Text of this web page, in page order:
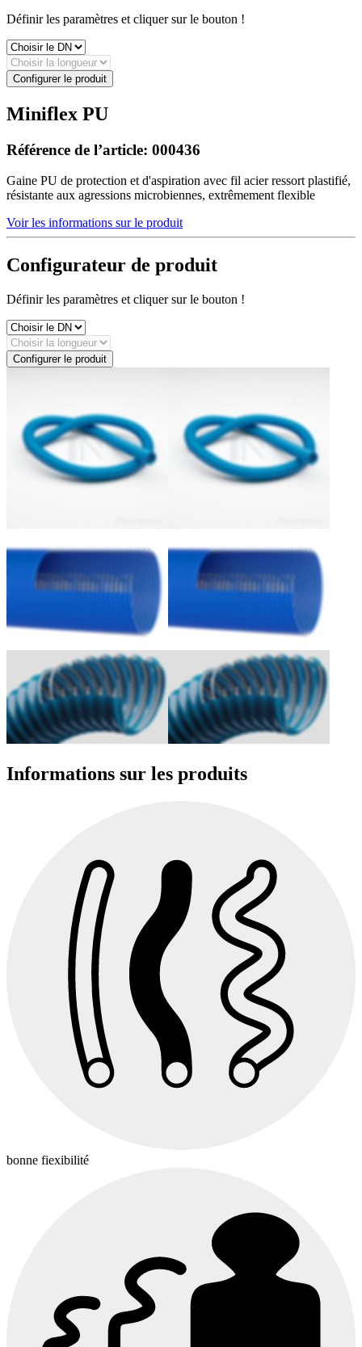
Définir les paramètres et cliquer sur le bouton !
Configurer le produit
Miniflex PU
Référence de l’article: 000436
Gaine PU de protection et d'aspiration avec fil acier ressort plastifié,
résistante aux agressions microbiennes, extrêmement flexible
Voir les informations sur le produit
Configurateur de produit
Définir les paramètres et cliquer sur le bouton !
Configurer le produit
Informations sur les produits
bonne fiexibilité